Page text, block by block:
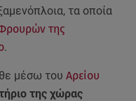
τα οποία
της
.
μέσω του Αρείου
της χώρας